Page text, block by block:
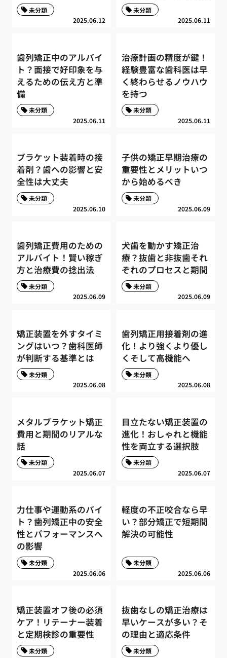
2025.06.12
未分類
2025.06.11
未分類
歯列矯正中のアルバイ
ト？面接で好印象を与
えるための伝え方と準
備
2025.06.11
未分類
治療計画の精度が鍵！
経験豊富な歯科医は早
く終わらせるノウハウ
を持つ
2025.06.11
未分類
ブラケット装着時の接
着剤？歯への影響と安
全性は大丈夫
2025.06.10
未分類
子供の矯正早期治療の
重要性とメリットいつ
から始めるべき
2025.06.09
未分類
歯列矯正費用のための
アルバイト！賢い稼ぎ
方と治療費の捻出法
2025.06.09
未分類
犬歯を動かす矯正治
療？抜歯と非抜歯それ
ぞれのプロセスと期間
2025.06.09
未分類
矯正装置を外すタイミ
ングはいつ？歯科医師
が判断する基準とは
2025.06.08
未分類
歯列矯正用接着剤の進
化！より強くより優し
くそして高機能へ
2025.06.08
未分類
メタルブラケット矯正
費用と期間のリアルな
話
2025.06.07
未分類
目立たない矯正装置の
進化！おしゃれと機能
性を両立する選択肢
2025.06.07
未分類
力仕事や運動系のバイ
ト？歯列矯正中の安全
性とパフォーマンスへ
の影響
2025.06.06
未分類
軽度の不正咬合なら早
い？部分矯正で短期間
解決の可能性
2025.06.06
未分類
矯正装置オフ後の必須
ケア！リテーナー装着
と定期検診の重要性
未分類
抜歯なしの矯正治療は
早いケースが多い？そ
の理由と適応条件
未分類